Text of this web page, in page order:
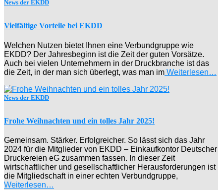
News der EKDD
Vielfältige Vorteile bei EKDD
Welchen Nutzen bietet Ihnen eine Verbundgruppe wie
EKDD? Der Jahresbeginn ist die Zeit der guten Vorsätze.
Auch bei vielen Unternehmern in der Druckbranche ist das
die Zeit, in der man sich überlegt, was man im Weiterlesen…
News der EKDD
Frohe Weihnachten und ein tolles Jahr 2025!
Gemeinsam. Stärker. Erfolgreicher. So lässt sich das Jahr
2024 für die Mitglieder von EKDD – Einkaufkontor Deutscher
Druckereien eG zusammen fassen. In dieser Zeit
wirtschaftlicher und gesellschaftlicher Herausforderungen ist
die Mitgliedschaft in einer echten Verbundgruppe,
Weiterlesen…